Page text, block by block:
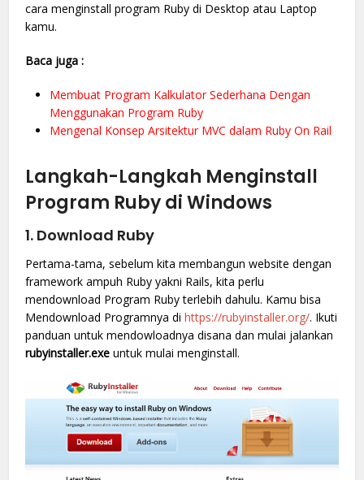
cara menginstall program Ruby di Desktop atau Laptop
kamu.
Baca juga :
Membuat Program Kalkulator Sederhana Dengan
Menggunakan Program Ruby
Mengenal Konsep Arsitektur MVC dalam Ruby On Rail
Langkah-Langkah Menginstall
Program Ruby di Windows
1. Download Ruby
Pertama-tama, sebelum kita membangun website dengan
framework ampuh Ruby yakni Rails, kita perlu
mendownload Program Ruby terlebih dahulu. Kamu bisa
Mendownload Programnya dihttps://rubyinstaller.org/. Ikuti
panduan untuk mendowloadnya disana dan mulai jalankan
rubyinstaller.exe untuk mulai menginstall.